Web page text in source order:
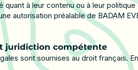
quant à leur contenu ou à leur
autorisation préalable de BADAM
juridiction compétente
sont soumises au droit français.